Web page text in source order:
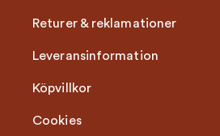
Returer & reklamationer
Leveransinformation
Köpvillkor
Cookies